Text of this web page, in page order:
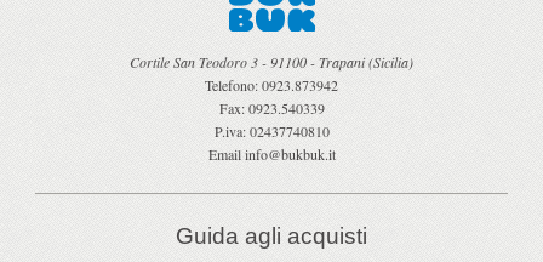
Cortile San Teodoro 3- 91100-Trapani(Sicilia)
Telefono:0923.873942
Fax:0923.540339
P.iva:02437740810
Emailinfo@bukbuk.it
Guida agli acquisti